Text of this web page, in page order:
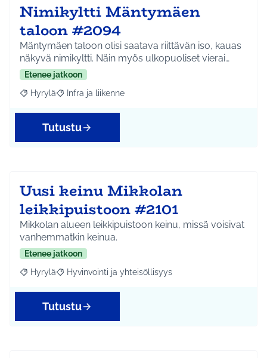
Nimikyltti Mäntymäen
taloon #2094
Mäntymäen taloon olisi saatava riittävän iso, kauas
näkyvä nimikyltti. Näin myös ulkopuoliset vierai…
Etenee jatkoon
Rajaa tulokset aihepiirin mukaan: Hyrylä
Hyrylä Rajaa tulokset teeman mukaan: Infra ja liikenne
Infra ja liikenne
Tutustu
Uusi keinu Mikkolan
leikkipuistoon #2101
Mikkolan alueen leikkipuistoon keinu, missä voisivat
vanhemmatkin keinua.
Etenee jatkoon
Rajaa tulokset aihepiirin mukaan: Hyrylä
Hyrylä Rajaa tulokset teeman mukaan: Hyvinvointi ja
Hyvinvointi ja yhteisöllisyys
Tutustu